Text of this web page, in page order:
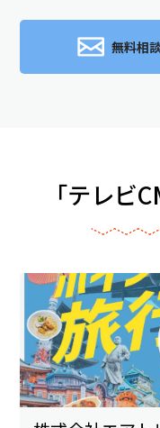
無料相
「テレビ